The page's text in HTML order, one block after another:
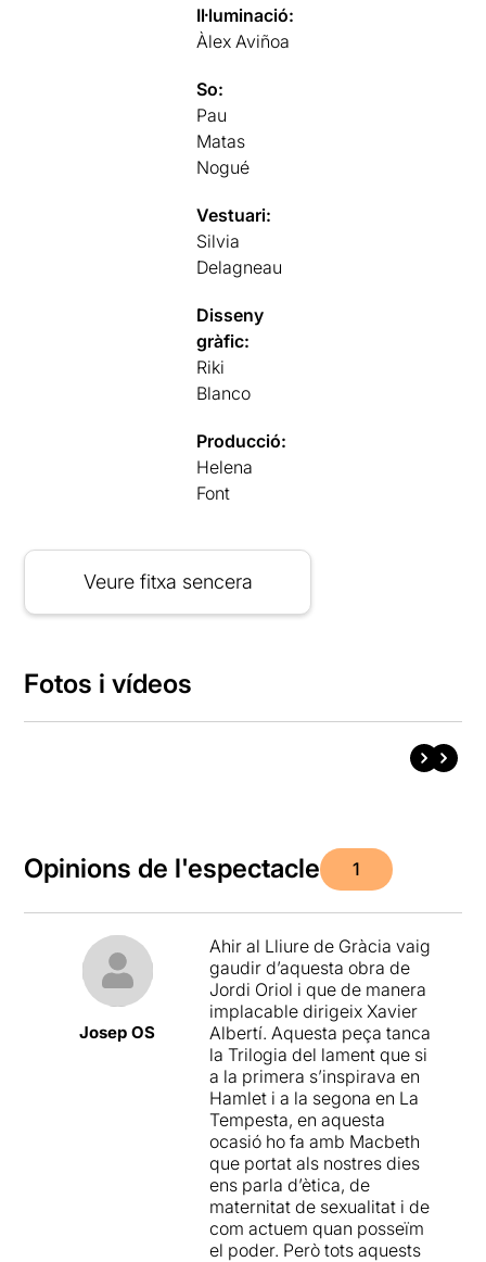
Il·luminació:
Àlex Aviñoa
So:
Pau
Matas
Nogué
Vestuari:
Silvia
Delagneau
Disseny
gràfic:
Riki
Blanco
Producció:
Helena
Font
Veure fitxa sencera
Fotos i vídeos
Opinions de l'espectacle 1
Josep OS
Ahir al Lliure de Gràcia vaig
gaudir d’aquesta obra de
Jordi Oriol i que de manera
implacable dirigeix Xavier
Albertí. Aquesta peça tanca
la Trilogia del lament que si
a la primera s’inspirava en
Hamlet i a la segona en La
Tempesta, en aquesta
ocasió ho fa amb Macbeth
que portat als nostres dies
ens parla d’ètica, de
maternitat de sexualitat i de
com actuem quan posseïm
el poder. Però tots aquests